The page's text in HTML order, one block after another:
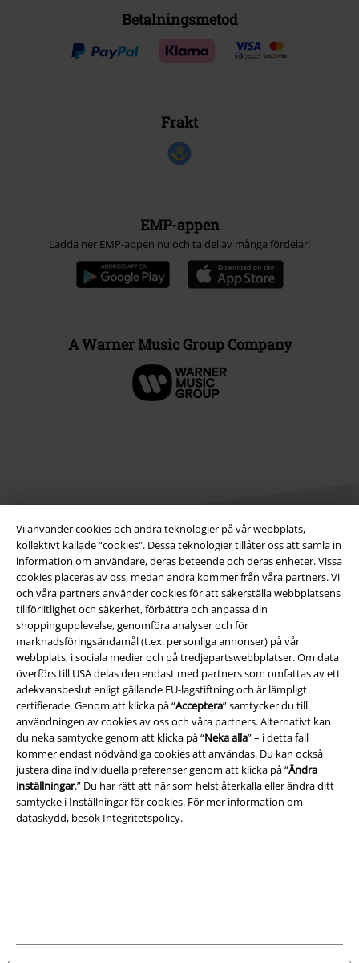
Vi använder cookies och andra teknologier på vår webbplats,
kollektivt kallade “cookies". Dessa teknologier tillåter oss att samla in
information om användare, deras beteende och deras enheter. Vissa
cookies placeras av oss, medan andra kommer från våra partners. Vi
och våra partners använder cookies för att säkerställa webbplatsens
tillförlitlighet och säkerhet, förbättra och anpassa din
shoppingupplevelse, genomföra analyser och för
marknadsföringsändamål (t.ex. personliga annonser) på vår
webbplats, i sociala medier och på tredjepartswebbplatser. Om data
överförs till USA delas den endast med partners som omfattas av ett
adekvansbeslut enligt gällande EU-lagstiftning och är lämpligt
certifierade. Genom att klicka på “Acceptera” samtycker du till
användningen av cookies av oss och våra partners. Alternativt kan
du neka samtycke genom att klicka på “Neka alla” – i detta fall
kommer endast nödvändiga cookies att användas. Du kan också
justera dina individuella preferenser genom att klicka på “Ändra
inställningar.” Du har rätt att när som helst återkalla eller ändra ditt
samtycke i Inställningar för cookies. För mer information om
dataskydd, besök Integritetspolicy.
Betalningsmetod
Frakt
EMP-appen
Ladda ner EMP-appen nu och ta del av många fördelar!
A Warner Music Group Company
Juridisk information/Villkor
Villkor
Om oss
Ladda ner villkoren
Avfallshantering och miljöskydd
Försäkran om överensstämmelse
Information om tillgänglighet
Inställningar för cookies